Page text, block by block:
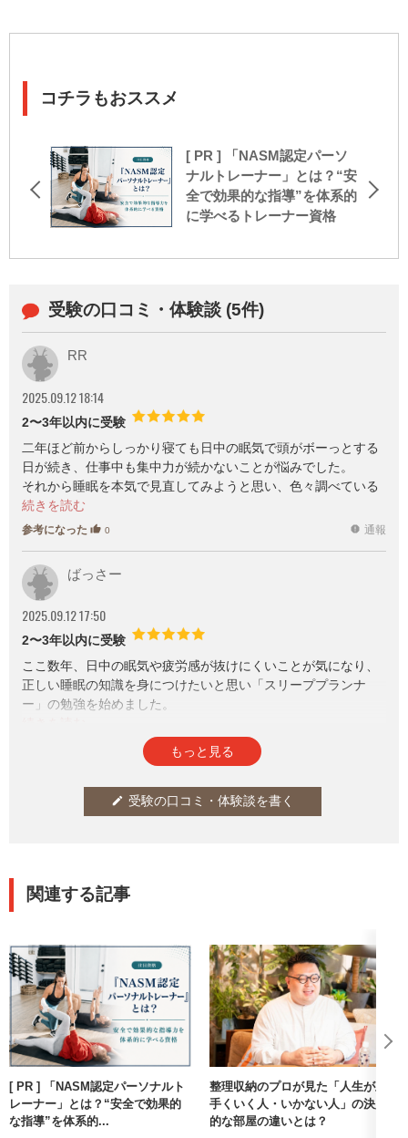
コチラもおススメ
[ PR ] 「NASM認定パーソ
ナルトレーナー」とは？“安
全で効果的な指導”を体系的
に学べるトレーナー資格
受験の口コミ・体験談 (5件)
RR
2025.09.12 18:14
2〜3年以内に受験
二年ほど前からしっかり寝ても日中の眠気で頭がボーっとする
日が続き、仕事中も集中力が続かないことが悩みでした。
それから睡眠を本気で見直してみようと思い、色々調べている
うちにこちらの資格を知り興味を持ちました。
りました。
本には、実践できる具体的な内容も沢山書かれていました。
例えば寝る2時間前からブルーライトを避ける、夕方以降のカフ
ェイン摂取をやめるようにする、など簡単に実践できることも
多く、実際に始めていっただけでも1週間ほどで朝の目覚めのス
ッキリ感や日中の眠気の解消など実感がありました！
今では入眠まで15分程度、朝もスッキリ目覚められます。そし
て悩んでいた日中の眠気もなくなったことで、仕事の効率も格
知識を得ただけでなく、実際に生活の質が向上したことが何よ
またしっかり学んで資格を取れたことで、過去の自分のように
だなと思います。
参考になった thumb_up 0 report 通報
ばっさー
2025.09.12 17:50
2〜3年以内に受験
ここ数年、日中の眠気や疲労感が抜けにくいことが気になり、
正しい睡眠の知識を身につけたいと思い「スリーププランナ
ー」の勉強を始めました。
間で合格。オンラインでいつでも試験が受けられるので、忙し
い社会人でも取り組みやすいと感じました。
ったルーティンを見つけることもできました。
また、友人が不眠に悩んでいたときに学んだ内容をもとにアド
っています。睡眠や健康に関心のある方に心からおすすめでき
もっと見る
edit 受験の口コミ・体験談を書く
関連する記事
[ PR ] 「NASM認定パーソナルト
レーナー」とは？“安全で効果的
な指導”を体系的...
整理収納のプロが見た「人生が上
手くいく人・いかない人」の決定
的な部屋の違いとは？